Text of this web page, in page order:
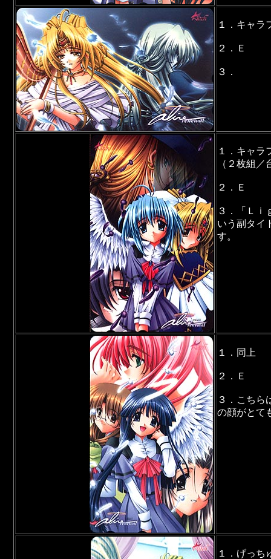
１．キャラ
２．Ｅ
３．
１．キャラ
（２枚組／
２．Ｅ
３．「Ｌｉ
いう副タイ
す。
１．同上
２．Ｅ
３．こちら
の顔がとて
１．げっち